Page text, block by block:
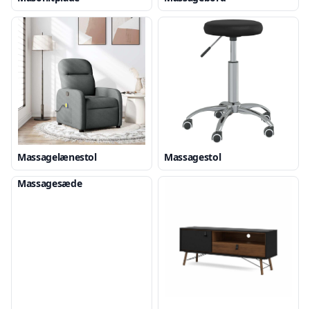
Massagelænestol
Massagestol
Massagesæde